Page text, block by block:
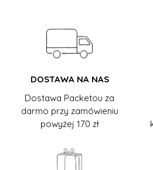
DOSTAWA NA NAS
Dostawa Packetou za
darmo przy zamówieniu
powyżej 170 zł